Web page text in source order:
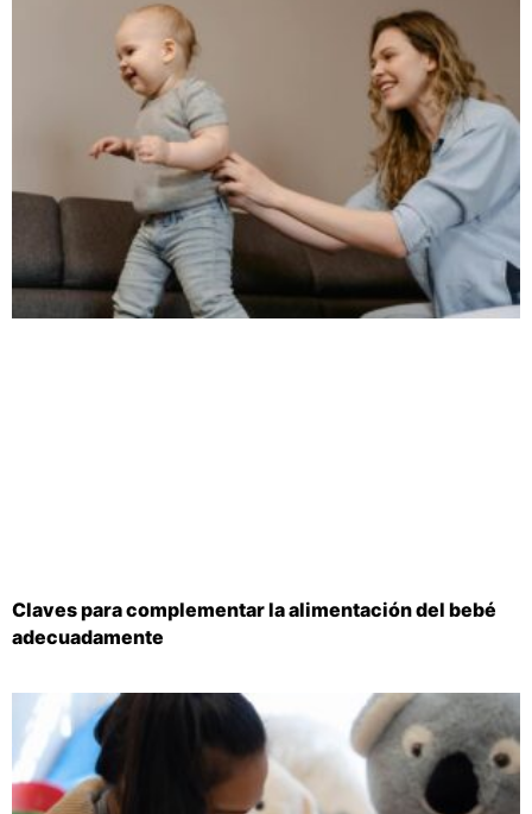
Claves para complementar la alimentación del bebé
adecuadamente